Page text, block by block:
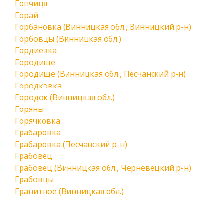
Гопчиця
Горай
Горбановка (Винницкая обл., Винницкий р-н)
Горбовцы (Винницкая обл.)
Гордиевка
Городище
Городище (Винницкая обл., Песчанский р-н)
Городковка
Городок (Винницкая обл.)
Горяны
Горячковка
Грабаровка
Грабаровка (Песчанский р-н)
Грабовец
Грабовец (Винницкая обл., Черневецкий р-н)
Грабовцы
Гранитное (Винницкая обл.)